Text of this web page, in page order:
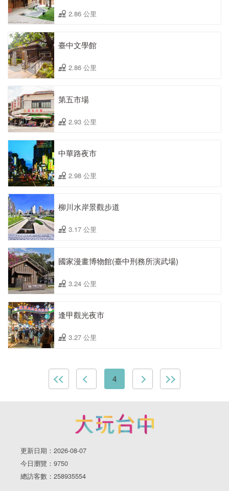
2.86 公里
臺中文學館
2.86 公里
第五市場
2.93 公里
中華路夜市
2.98 公里
柳川水岸景觀步道
3.17 公里
國家漫畫博物館(臺中刑務所演武場)
3.24 公里
逢甲觀光夜市
3.27 公里
4
更新日期：2026-08-07
今日瀏覽：9750
總訪客數：258935554